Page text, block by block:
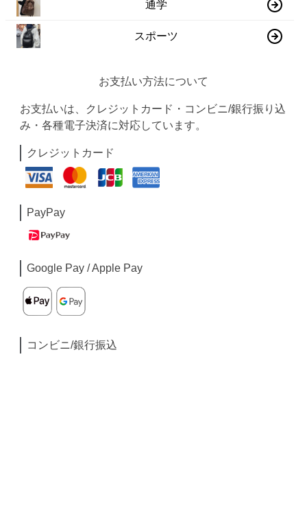
通学
スポーツ
お支払い方法について
お支払いは、クレジットカード・コンビニ/銀行振り込
み・各種電子決済に対応しています。
クレジットカード
PayPay
Google Pay / Apple Pay
コンビニ/銀行振込